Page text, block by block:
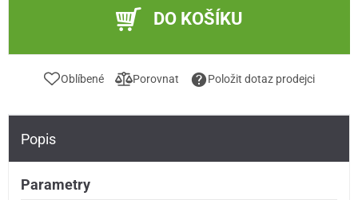
DO KOŠÍKU
Oblíbené Porovnat Položit dotaz prodejci
Popis
Parametry